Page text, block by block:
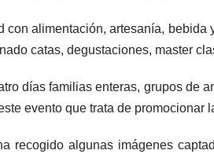
con alimentación, artesanía,
catas, degustaciones, master
días familias enteras, grupos de
evento que trata de promocionar
recogido algunas imágenes